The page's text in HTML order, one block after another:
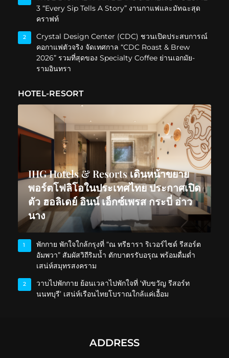
3 “Every Sip Tells A Story” งานกาแฟและมัทฉะสุด
คราฟท์
2
Crystal Design Center (CDC) ชวนเปิดประสบการณ์
คอกาแฟตัวจริง จัดเทศกาล “CDC Roast & Brew
2026” รวมที่สุดของ Specialty Coffee ย่านเอกมัย-
รามอินทรา
HOTEL-RESORT
IHG Hotels & Resorts เดินหน้าขยาย
พอร์ตโฟลิโอในประเทศไทย ประกาศเปิด
ตัว ฮอลิเดย์ อินน์ เอ็กซ์เพรส กระบี่ อ่าว
นาง
1
พักกาย พักใจใกล้กรุงที่ “ณ ทรีธารา ริเวอร์ไซด์ รีสอร์ต
อัมพวา” สัมผัสวิถีริมน้ำ ตักบาตรรับอรุณ พร้อมดื่มด่ำ
เสน่ห์สมุทรสงคราม
2
วาบไปพักกาย ย้อนเวลาไปพักใจที่ ‘ทับขวัญ รีสอร์ท
นนทบุรี’ เสน่ห์เรือนไทยโบราณใกล้แค่เอื้อม
ADDRESS